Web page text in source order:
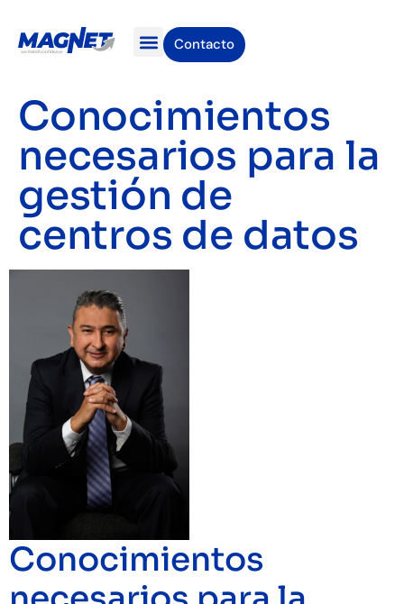
Contacto
Conocimientos
necesarios para la
gestión de
centros de datos
Conocimientos